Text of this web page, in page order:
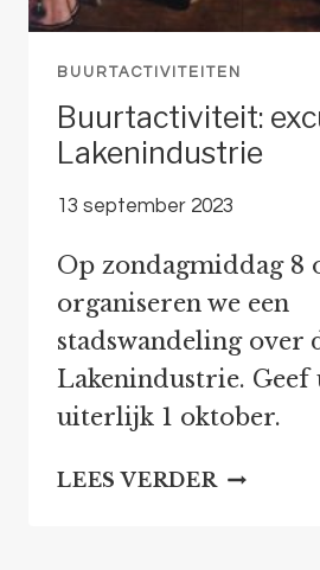
BUURTACTIVITEITEN
Buurtactiviteit:
Lakenindustrie
13 september 2023
Op zondagmiddag 8
organiseren we een
stadswandeling over
Lakenindustrie. Geef
uiterlijk 1 oktober.
LEES VERDER